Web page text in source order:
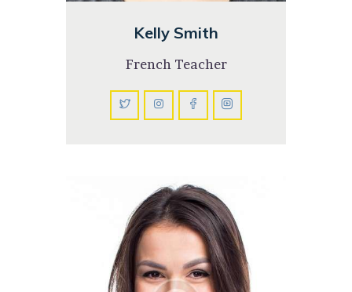
Kelly Smith
French Teacher